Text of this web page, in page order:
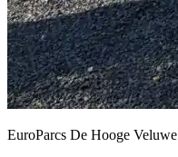
EuroParcs De Hooge Veluwe